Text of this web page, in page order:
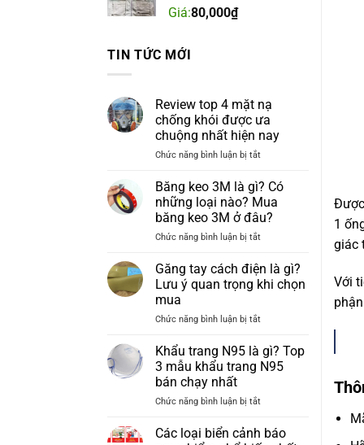
Giá:80,000₫
TIN TỨC MỚI
Review top 4 mặt nạ
chống khói được ưa
chuộng nhất hiện nay
Chức năng bình luận bị tắtở
top
4
mặt
nạ
chống
được
ưa
hiện
Băng keo 3M là gì? Có
những loại nào? Mua
băng keo 3M ở đâu?
Chức năng bình luận bị tắtở
keo
3M
là
Có
loại
nào?
keo
Găng tay cách điện là gì?
Lưu ý quan trọng khi chọn
mua
Chức năng bình luận bị tắtở
tay
cách
điện
gì?
Khẩu trang N95 là gì? Top
3 mẫu khẩu trang N95
bán chạy nhất
Chức năng bình luận bị tắtở
trang
N95
Các loại biển cảnh báo
1
giác
Với